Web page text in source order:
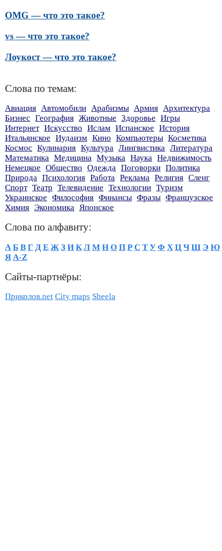
OMG — что это такое?
vs — что это такое?
Лоукост — что это такое?
Слова по темам:
Авиация Автомобили Арабизмы Армия Архитектура
Бизнес География Животные Здоровье Игры
Интернет Искусство Ислам Испанское История
Итальянское Иудаизм Кино Компьютеры Косметика
Космос Кулинария Культура Лингвистика Литература
Математика Медицина Музыка Наука Недвижимость
Немецкое Общество Одежда Поговорки Политика
Природа Психология Работа Реклама Религия Сленг
Спорт Театр Телевидение Технологии Туризм
Украинское Философия Финансы Фразы Французское
Химия Экономика Японское
Слова по алфавиту:
А Б В Г Д Е Ж З И К Л М Н О П Р С Т У Ф Х Ц Ч Ш Э Ю
Я A-Z
Сайты-партнёры:
Приколов.net City maps Sheela